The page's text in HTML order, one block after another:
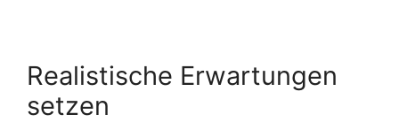
Realistische Erwartungen
setzen